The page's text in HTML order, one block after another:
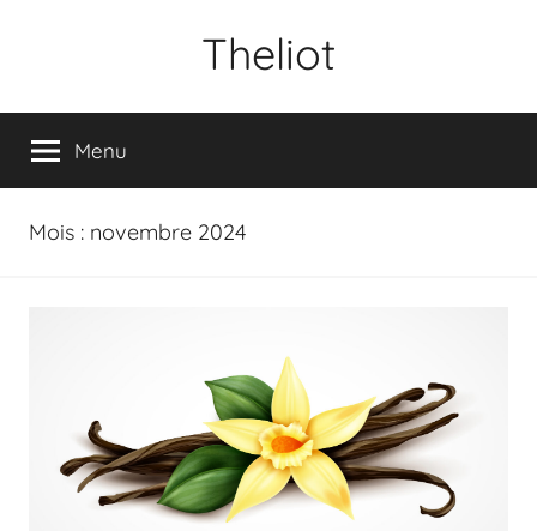
Theliot
Menu
Mois : novembre 2024